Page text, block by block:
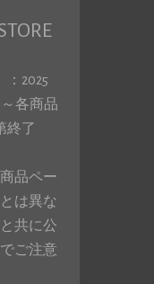
：2025
～各商品
終了
品ペー
は異な
共に公
ご注意